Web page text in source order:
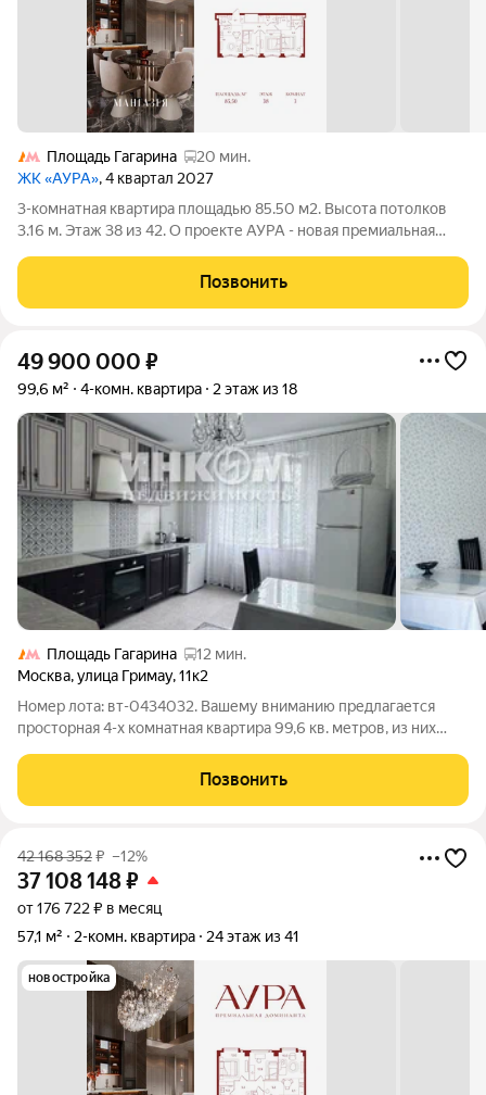
Площадь Гагарина
20 мин.
ЖК «АУРА», 4 квартал 2027
3-комнатная квартира площадью 85.50 м2. Высота потолков
3.16 м. Этаж 38 из 42. О проекте АУРА - новая премиальная
состоит из 42-этажной Бронзовой башни и 41-этажной
Серебряной. Рядом
Позвонить
49 900 000 ₽
99,6 м² 4-комн. квартира 2 этаж из 18
Площадь Гагарина
12 мин.
Москва,улица Гримау,11к2
Номер лота: вт-0434032. Вашему вниманию предлагается
просторная 4-х комнатная квартира 99,6 кв. метров, из них
изолированные комнаты по 16,8; 15,7; 11,9; и гостиная 20,2 кв.м.,
раздельный санузел (ванна
Позвонить
42 168 352₽ –12%
37 108 148₽
от 176 722 ₽ в месяц
57,1 м²
2-комн. квартира 24 этаж из 41
новостройка